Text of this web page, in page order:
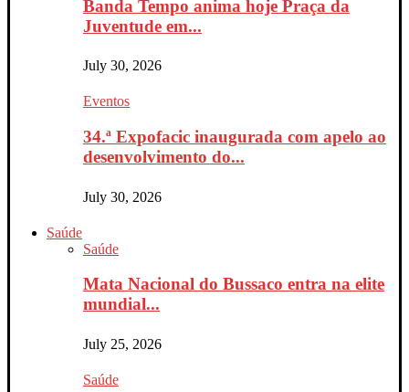
Banda Tempo anima hoje Praça da
Juventude em...
July 30, 2026
Eventos
34.ª Expofacic inaugurada com apelo ao
desenvolvimento do...
July 30, 2026
Saúde
Saúde
Mata Nacional do Bussaco entra na elite
mundial...
July 25, 2026
Saúde